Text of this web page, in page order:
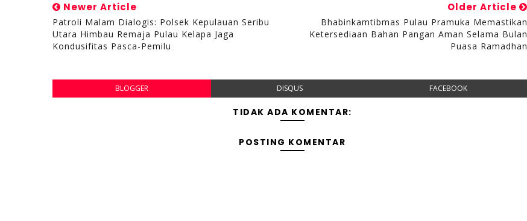
Newer Article
Patroli Malam Dialogis: Polsek Kepulauan Seribu
Utara Himbau Remaja Pulau Kelapa Jaga
Kondusifitas Pasca-Pemilu
Older Article
Bhabinkamtibmas Pulau Pramuka Memastikan
Ketersediaan Bahan Pangan Aman Selama Bulan
Puasa Ramadhan
BLOGGER DISQUS FACEBOOK
TIDAK ADA KOMENTAR:
POSTING KOMENTAR